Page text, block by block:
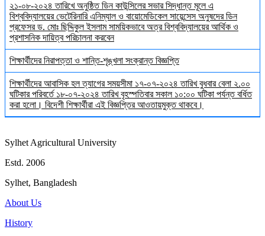
২১-০৮-২০২৪ তারিখে অনুষ্ঠিত ডিন কাউন্সিলের সভার সিদ্ধান্ত মূলে এ
বিশ্ববিদ্যালয়ের ভেটেরিনারি এনিম্যাল ও বায়োমেডিকেল সায়েন্সেস অনুষদের ডিন
প্রফেসর ড. মোঃ ছিদ্দিকুল ইসলাম সাময়িকভাবে অত্র বিশ্ববিদ্যালয়ের আর্থিক ও
প্রশাসনিক দায়িত্ব পরিচালনা করবেন
শিক্ষার্থীদের নিরাপত্তা ও শান্তি-শৃঙ্খলা সংক্রান্ত বিজ্ঞপ্তি
শিক্ষার্থীদের আবাসিক হল ত্যাগের সময়সীমা ১৭-০৭-২০২৪ তারিখ বুধবার বেলা ২.০০
ঘটিকার পরিবর্তে ১৮-০৭-২০২৪ তারিখ বৃহস্পতিবার সকাল ১০:০০ ঘটিকা পর্যন্ত বর্ধিত
করা হলো। বিদেশী শিক্ষার্থীরা এই বিজ্ঞপ্তির আওতায়মুক্ত থাকবে।
Sylhet Agricultural University
Estd. 2006
Sylhet, Bangladesh
About Us
History